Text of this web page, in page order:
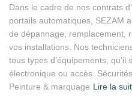
Dans le cadre de nos contrats
portails automatiques, SEZAM
de dépannage, remplacement,
vos installations. Nos
tous types d’équipements, qu’il
électronique ou accès.
Peinture & marquage Lire la